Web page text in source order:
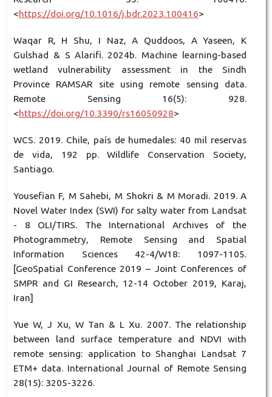
<https://doi.org/10.1016/j.bdr.2023.100416>
Waqar R, H Shu, I Naz, A Quddoos, A Yaseen, K
Gulshad & S Alarifi. 2024b. Machine learning-based
wetland vulnerability assessment in the Sindh
Province RAMSAR site using remote sensing data.
Remote Sensing 16(5): 928.
<https://doi.org/10.3390/rs16050928>
WCS. 2019. Chile, país de humedales: 40 mil reservas
de vida, 192 pp. Wildlife Conservation Society,
Santiago.
Yousefian F, M Sahebi, M Shokri & M Moradi. 2019. A
Novel Water Index (SWI) for salty water from Landsat
- 8 OLI/TIRS. The International Archives of the
Photogrammetry, Remote Sensing and Spatial
Information Sciences 42-4/W18: 1097-1105.
[GeoSpatial Conference 2019 – Joint Conferences of
SMPR and GI Research, 12-14 October 2019, Karaj,
Iran]
Yue W, J Xu, W Tan & L Xu. 2007. The relationship
between land surface temperature and NDVI with
remote sensing: application to Shanghai Landsat 7
ETM+ data. International Journal of Remote Sensing
28(15): 3205-3226.